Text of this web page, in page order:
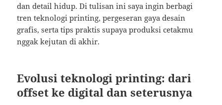
dan detail hidup. Di tulisan ini saya ingin berbagi
tren teknologi printing, pergeseran gaya desain
grafis, serta tips praktis supaya produksi cetakmu
nggak kejutan di akhir.
Evolusi teknologi printing: dari
offset ke digital dan seterusnya